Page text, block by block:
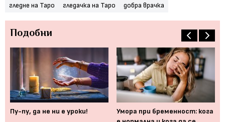
гледне на Таро
гледачка на Таро добра врачка
Подобни
Пу-пу, да не ни е уроки!
Умора при бременност: кога